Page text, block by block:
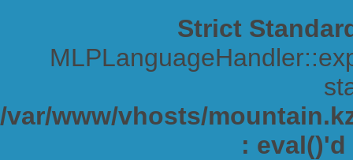
Strict
/var/www/vhosts/
: